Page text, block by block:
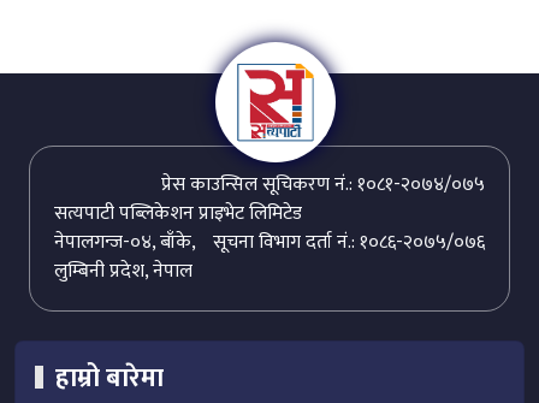
प्रेस काउन्सिल सूचिकरण नं.: १०८१-२०७४/०७५
सत्यपाटी पब्लिकेशन प्राइभेट लिमिटेड
सूचना विभाग दर्ता नं.: १०८६-२०७५/०७६
नेपालगन्ज-०४, बाँके,
लुम्बिनी प्रदेश, नेपाल
हाम्रो बारेमा